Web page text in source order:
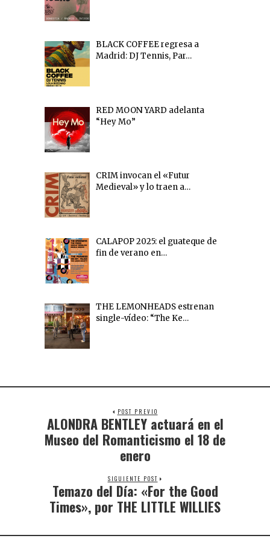
BLACK COFFEE regresa a
Madrid: DJ Tennis, Par…
RED MOON YARD adelanta
“Hey Mo”
CRIM invocan el «Futur
Medieval» y lo traen a…
CALAPOP 2025: el guateque de
fin de verano en…
THE LEMONHEADS estrenan
single-vídeo: “The Ke…
POST PREVIO
ALONDRA BENTLEY actuará en el
Museo del Romanticismo el 18 de
enero
SIGUIENTE POST
Temazo del Día: «For the Good
Times», por THE LITTLE WILLIES